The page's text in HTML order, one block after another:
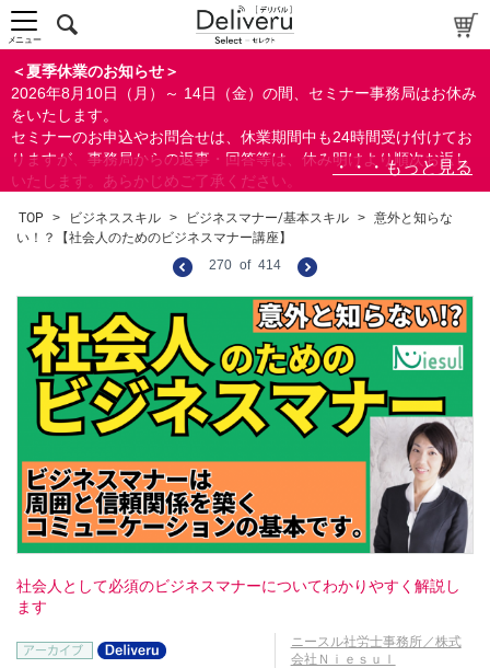
＜夏季休業のお知らせ＞
2026年8月10日（月）～ 14日（金）の間、セミナー事務局はお休み
をいたします。
セミナーのお申込やお問合せは、休業期間中も24時間受け付けてお
りますが、事務局からの返事・回答等は、休み明けより順次お返し
いたします。あらかじめご了承ください。
ができます。
メニュー
TOP > ビジネススキル > ビジネスマナー/基本スキル > 意外と知らな
い！？【社会人のためのビジネスマナー講座】
270 of 414
社会人として必須のビジネスマナーについてわかりやすく解説し
ます
ニースル社労士事務所／株式
会社Ｎｉｅｓｕｌ